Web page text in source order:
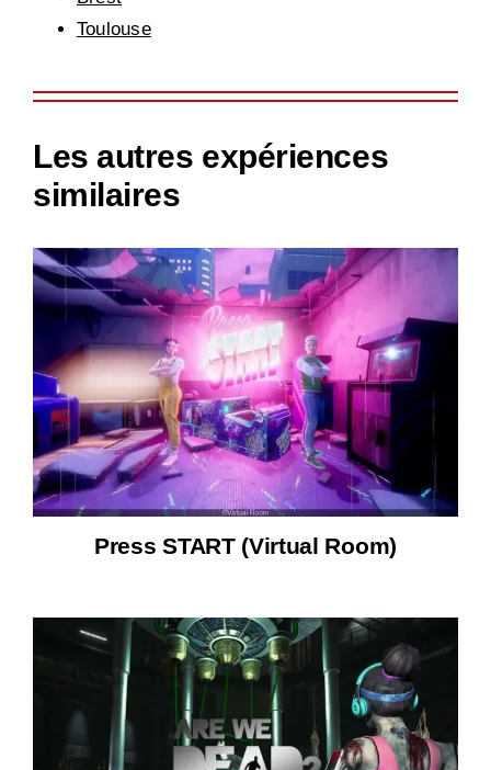
Toulouse
Les autres expériences
similaires
Press START (Virtual Room)